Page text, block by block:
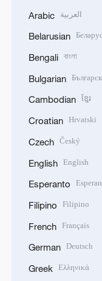
Arabic العربية
Belarusian
Bengali বাংলা
Bulgarian
Cambodian ខ្មែរ
Croatian Hrvatski
Czech Český
English English
Esperanto
Filipino Filipino
French Français
German Deutsch
Greek Ελληνικά